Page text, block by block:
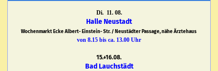
Di. 11. 08.
Halle Neustadt
Wochenmarkt Ecke Albert- Einstein- Str. / Neustädter Passage, nähe Ärztehaus
von 8.15 bis ca. 13.00 Uhr
15.+16.08.
Bad Lauchstädt